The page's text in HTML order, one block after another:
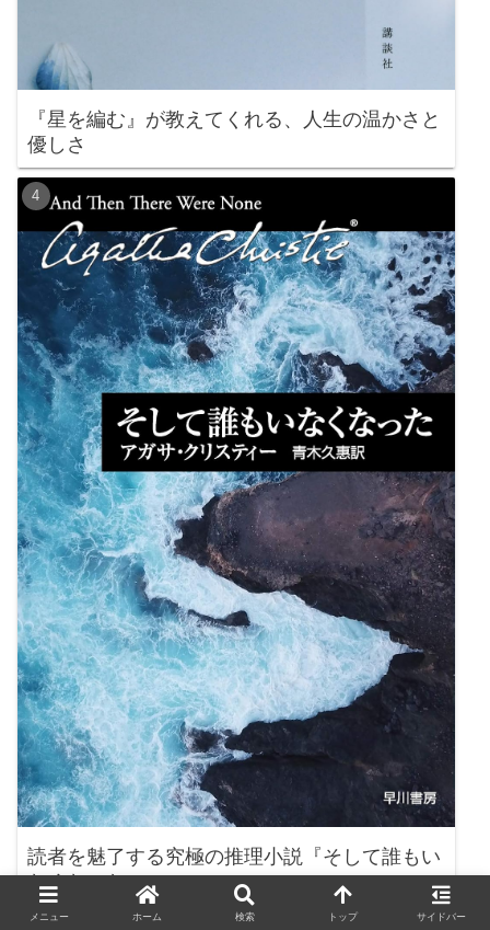
『星を編む』が教えてくれる、人生の温かさと
優しさ
読者を魅了する究極の推理小説『そして誰もい
なくなった』
メニュー ホーム 検索 トップ サイドバー